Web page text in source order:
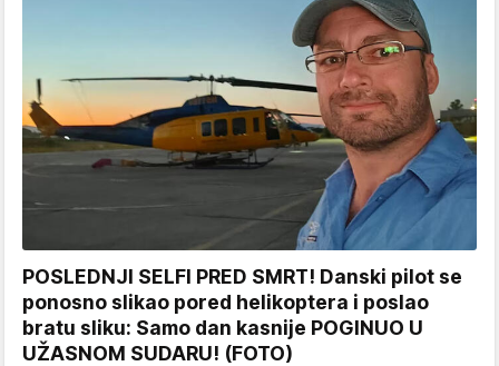
POSLEDNJI SELFI PRED SMRT! Danski pilot se
ponosno slikao pored helikoptera i poslao
bratu sliku: Samo dan kasnije POGINUO U
UŽASNOM SUDARU! (FOTO)